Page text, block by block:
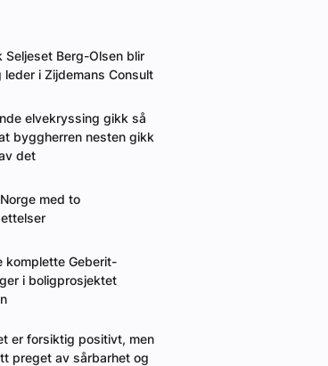
Seljeset Berg-Olsen blir
leder i Zijdemans Consult
elvekryssing gikk så
byggherren nesten gikk
det
med to
komplette Geberit-
i boligprosjektet
er forsiktig positivt, men
preget av sårbarhet og